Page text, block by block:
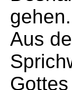
gehen.
Aus